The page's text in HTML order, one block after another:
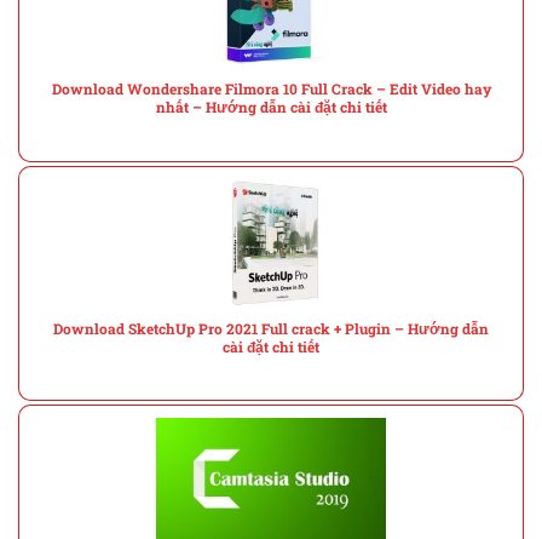
Download Wondershare Filmora 10 Full Crack – Edit Video hay
nhất – Hướng dẫn cài đặt chi tiết
Download SketchUp Pro 2021 Full crack + Plugin – Hướng dẫn
cài đặt chi tiết